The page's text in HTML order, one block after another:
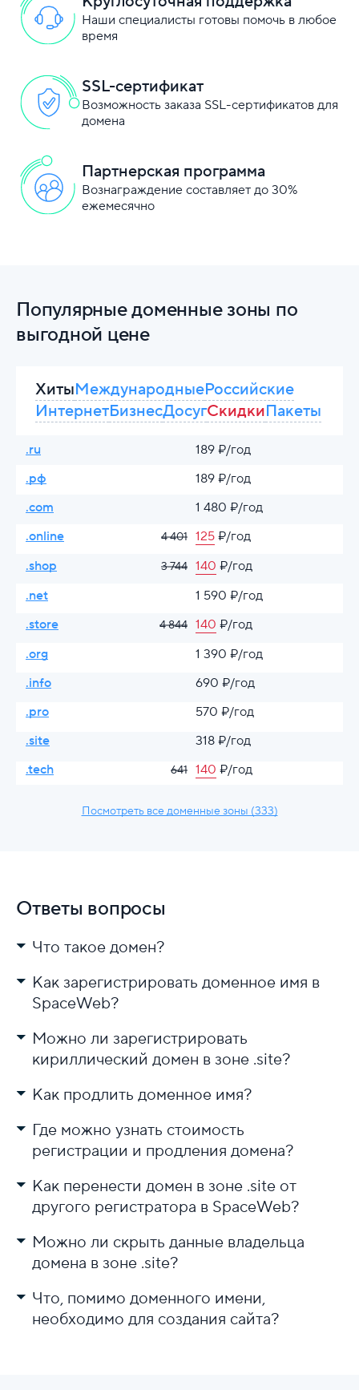
Наши специалисты готовы помочь в любое
время
SSL-сертификат
Возможность заказа SSL-сертификатов для
домена
Партнерская программа
Вознаграждение составляет до 30%
ежемесячно
Популярные доменные зоны по
выгодной цене
ХитыМеждународныеРоссийские
ИнтернетБизнесДосугСкидкиПакеты
.ru
189 ₽/год
.рф
189 ₽/год
.com
1 480 ₽/год
.online
4 401 125 ₽/год
.shop
3 744 140 ₽/год
.net
1 590 ₽/год
.store
4 844 140 ₽/год
.org
1 390 ₽/год
.info
690 ₽/год
.pro
570 ₽/год
.site
318 ₽/год
.tech
641 140 ₽/год
Посмотреть все доменные зоны (333)
Ответы вопросы
Что такое домен?
Как зарегистрировать доменное имя в
SpaceWeb?
в инструкции
Можно ли зарегистрировать
кириллический домен в зоне .site?
Как продлить доменное имя?
Где можно узнать стоимость
регистрации и продления домена?
на странице
Как перенести домен в зоне .site от
другого регистратора в SpaceWeb?
Перенос международных доменов
Можно ли скрыть данные владельца
домена в зоне .site?
инструкции
Что, помимо доменного имени,
необходимо для создания сайта?